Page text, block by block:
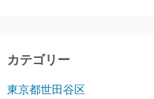
カテゴリー
東京都世田谷区